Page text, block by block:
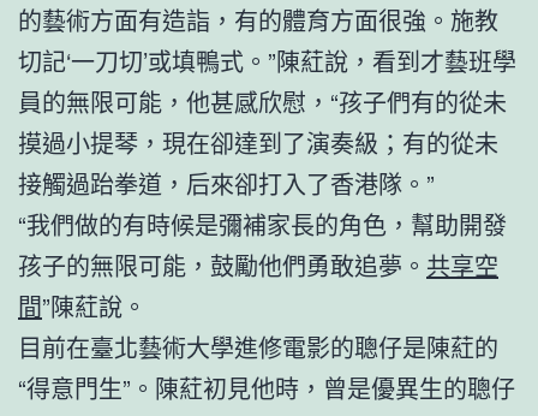
的藝術方面有造詣，有的體育方面很強。施教
切記‘一刀切’或填鴨式。”陳葒說，看到才藝班學
員的無限可能，他甚感欣慰，“孩子們有的從未
摸過小提琴，現在卻達到了演奏級；有的從未
接觸過跆拳道，后來卻打入了香港隊。”
“我們做的有時候是彌補家長的角色，幫助開發
孩子的無限可能，鼓勵他們勇敢追夢。 共享空
間”陳葒說。
目前在臺北藝術大學進修電影的聰仔是陳葒的
“得意門生”。陳葒初見他時，曾是優異生的聰仔